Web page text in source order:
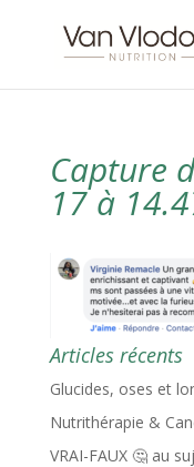
Capture
17 à
Articles récents
Glucides, oses et
Nutrithérapie &
VRAI-FAUX 🤔 au